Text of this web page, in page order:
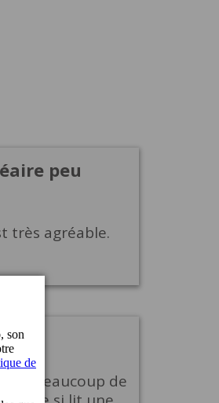
peu
très agréable.
beaucoup de